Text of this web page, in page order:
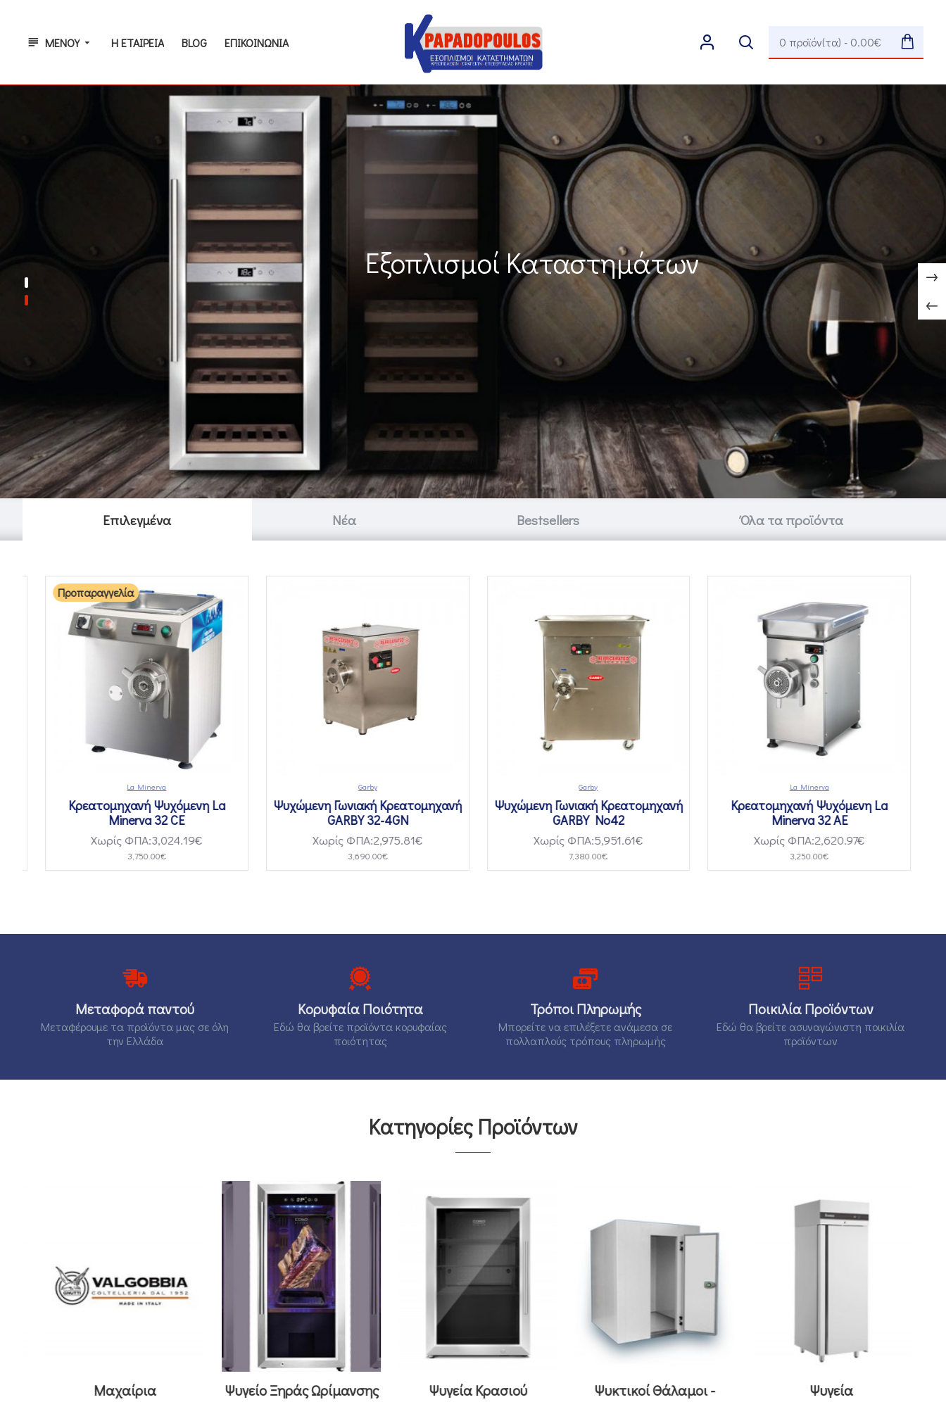
ΜΕΝΟΎ Η ΕΤΑΙΡΕΊΑ BLOG ΕΠΙΚΟΙΝΩΝΊΑ 0 προϊόν(τα) - 0.00€
Εξοπλισμοί Καταστημάτων
Επιλεγμένα Νέα Bestsellers Όλα τα προϊόντα
Προπαραγγελία
La Minerva
Κρεατομηχανή Ψυχόμενη La
Minerva 32 CE
Χωρίς ΦΠΑ:3,024.19€
3,750.00€
Garby
Ψυχώμενη Γωνιακή Κρεατομηχανή
GARBY 32-4GN
Χωρίς ΦΠΑ:2,975.81€
3,690.00€
Garby
Ψυχώμενη Γωνιακή Κρεατομηχανή
GARBY No42
Χωρίς ΦΠΑ:5,951.61€
7,380.00€
La Minerva
Κρεατομηχανή Ψυχόμενη La
Minerva 32 AE
Χωρίς ΦΠΑ:2,620.97€
3,250.00€
Μεταφορά παντού
Μεταφέρουμε τα προϊόντα μας σε όλη
την Ελλάδα
Κορυφαία Ποιότητα
Εδώ θα βρείτε προϊόντα κορυφαίας
ποιότητας
Τρόποι Πληρωμής
Μπορείτε να επιλέξετε ανάμεσα σε
πολλαπλούς τρόπους πληρωμής
Ποικιλία Προϊόντων
Εδώ θα βρείτε ασυναγώνιστη ποικιλία
προϊόντων
Κατηγορίες Προϊόντων
Μαχαίρια Ψυγείο Ξηράς Ωρίμανσης Ψυγεία Κρασιού
Ψυκτικοί Θάλαμοι -
Ψυγεία